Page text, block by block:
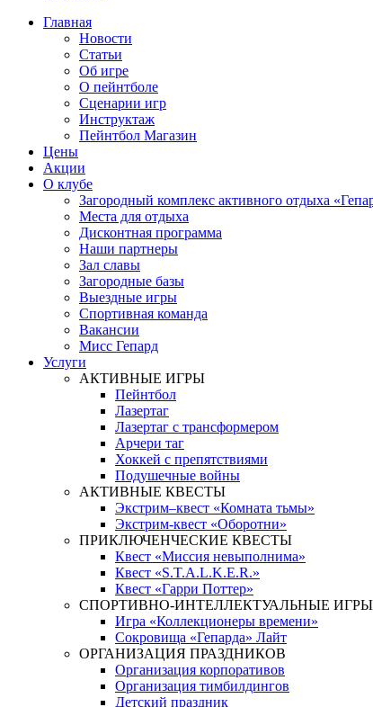
Главная
Новости
Статьи
Об игре
О пейнтболе
Сценарии игр
Инструктаж
Пейнтбол Магазин
Цены
Акции
О клубе
Загородный комплекс активного отдыха
Места для отдыха
Дисконтная программа
Наши партнеры
Зал славы
Загородные базы
Выездные игры
Спортивная команда
Вакансии
Мисс Гепард
Услуги
АКТИВНЫЕ ИГРЫ
Пейнтбол
Лазертаг
Лазертаг с трансформером
Арчери таг
Хоккей с препятствиями
Подушечные войны
АКТИВНЫЕ КВЕСТЫ
Экстрим–квест «Комната тьмы»
Экстрим-квест «Оборотни»
ПРИКЛЮЧЕНЧЕСКИЕ КВЕСТЫ
Квест «Миссия невыполнима»
Квест «S.T.A.L.K.E.R.»
Квест «Гарри Поттер»
СПОРТИВНО-ИНТЕЛЛЕКТУАЛЬНЫЕ ИГРЫ
Игра «Коллекционеры времени»
Сокровища «Гепарда» Лайт
ОРГАНИЗАЦИЯ ПРАЗДНИКОВ
Организация корпоративов
Организация тимбилдингов
Детский праздник